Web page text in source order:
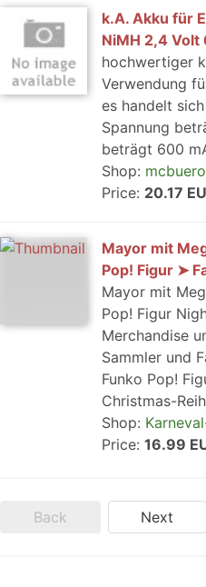
k.A. Akku für
NiMH 2,4 Volt
hochwertiger
Verwendung
es handelt
Spannung
beträgt 600
Shop: mcbuero
Price: 20.17
Mayor mit
Pop! Figur ➤
Mayor mit
Pop! Figur
Merchandise
Sammler und
Funko Pop!
Christmas-
Shop:
Price: 16.99
Back Next